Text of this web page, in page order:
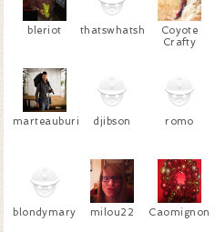
bleriot thatswhatshesaidCoyote
Crafty
marteauburin djibson romo
blondymary milou22 Caomignon